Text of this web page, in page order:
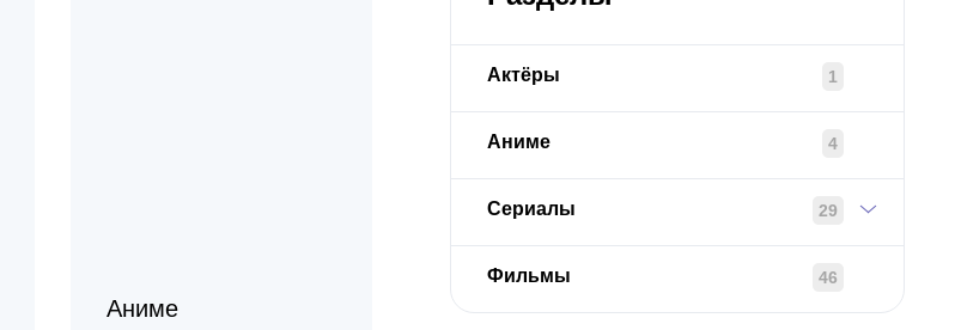
Аниме
Актёры 1
Аниме 4
Сериалы 29
Фильмы 46